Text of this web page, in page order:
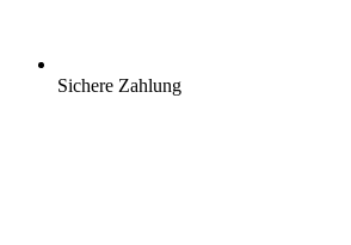
Sichere Zahlung